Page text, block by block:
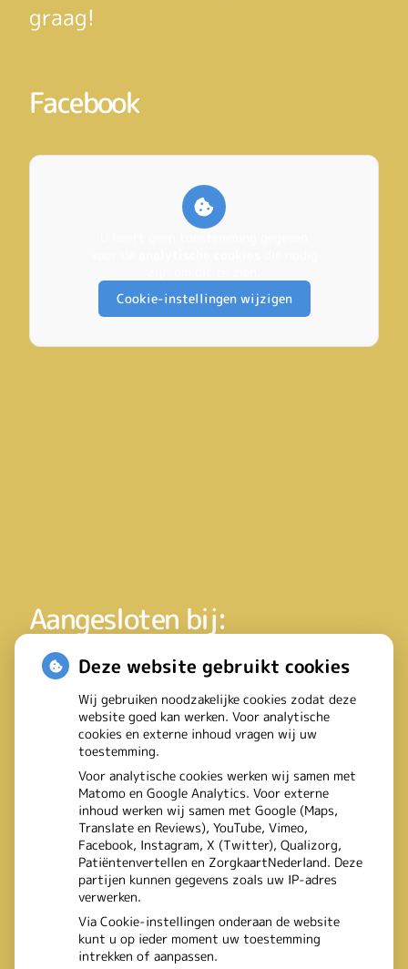
graag!
Facebook
Cookie-instellingen wijzigen
Aangesloten bij:
Deze website gebruikt cookies
Wij gebruiken noodzakelijke cookies zodat deze
website goed kan werken. Voor analytische
cookies en externe inhoud vragen wij uw
toestemming.
Voor analytische cookies werken wij samen met
Matomo en Google Analytics. Voor externe
inhoud werken wij samen met Google (Maps,
Translate en Reviews), YouTube, Vimeo,
Facebook, Instagram, X (Twitter), Qualizorg,
Patiëntenvertellen en ZorgkaartNederland. Deze
partijen kunnen gegevens zoals uw IP-adres
verwerken.
Via Cookie-instellingen onderaan de website
kunt u op ieder moment uw toestemming
intrekken of aanpassen.